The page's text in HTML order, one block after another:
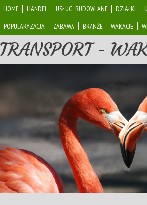
HOME HANDEL USŁUGI BUDOWLANE DZIAŁKI
POPULARYZACJA
ZABAWA BRANŻE WAKACJE
TRANSPORT -